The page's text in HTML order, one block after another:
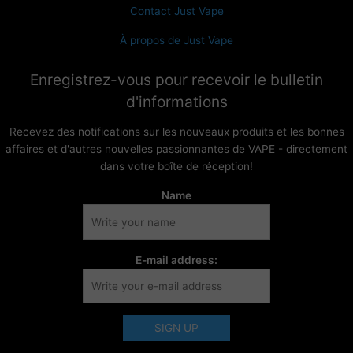
Contact Just Vape
À propos de Just Vape
Enregistrez-vous pour recevoir le bulletin
d'informations
Recevez des notifications sur les nouveaux produits et les bonnes
affaires et d'autres nouvelles passionnantes de VAPE - directement
dans votre boîte de réception!
Name
E-mail address: